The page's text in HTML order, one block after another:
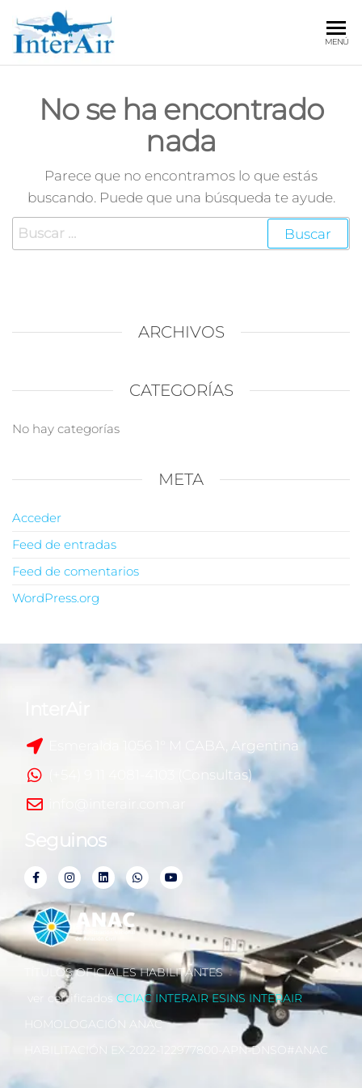
Aeronáutica
Civil
MENÚ
No se ha encontrado
nada
Parece que no encontramos lo que estás
buscando. Puede que una búsqueda te ayude.
ARCHIVOS
CATEGORÍAS
No hay categorías
META
Acceder
Feed de entradas
Feed de comentarios
WordPress.org
Esmeralda 1056 1° M CABA, Argentina
(+54) 9 11 4081-4103 (Consultas)
Seguinos
TÍTULOS OFICIALES HABILITANTES
ver certificados CCIAC INTERAIR ESINS INTERAIR
HOMOLOGACIÓN ANAC
HABILITACIÓN EX-2022-122977800-APN-DNSO#ANAC